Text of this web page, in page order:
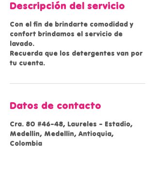
Descripción del servicio
Con el fin de brindarte comodidad y
confort brindamos el servicio de
lavado.
Recuerda que los detergentes van por
tu cuenta.
Datos de contacto
Cra. 80 #46-48, Laureles - Estadio,
Medellin, Medellin, Antioquia,
Colombia